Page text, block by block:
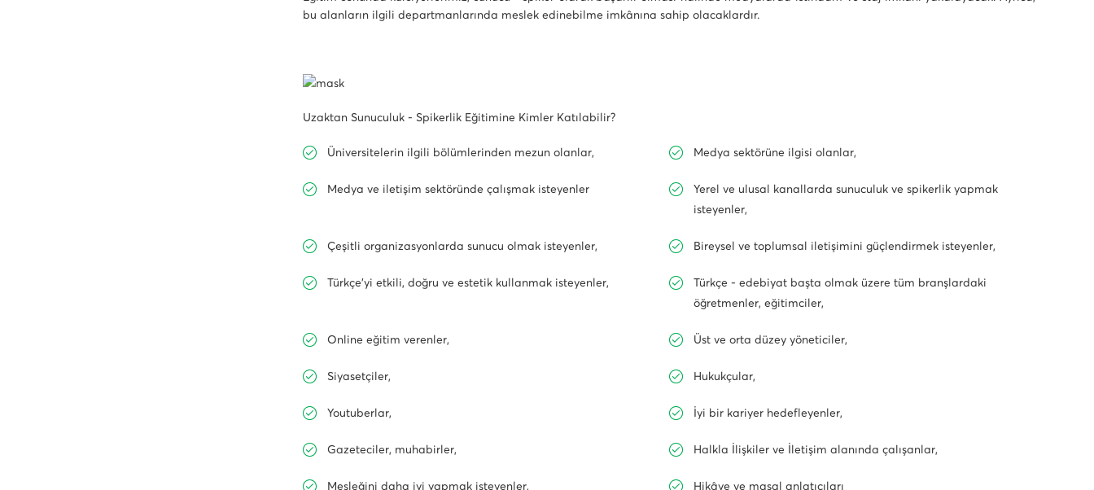
bu alanların ilgili departmanlarında meslek edinebilme imkânına sahip olacaklardır.
Uzaktan Sunuculuk - Spikerlik Eğitimine Kimler Katılabilir?
Üniversitelerin ilgili bölümlerinden mezun olanlar, Medya sektörüne ilgisi olanlar,
Medya ve iletişim sektöründe çalışmak isteyenler
Yerel ve ulusal kanallarda sunuculuk ve spikerlik yapmak
isteyenler,
Çeşitli organizasyonlarda sunucu olmak isteyenler, Bireysel ve toplumsal iletişimini güçlendirmek isteyenler,
Türkçe’yi etkili, doğru ve estetik kullanmak isteyenler,
Türkçe - edebiyat başta olmak üzere tüm branşlardaki
öğretmenler, eğitimciler,
Online eğitim verenler, Üst ve orta düzey yöneticiler,
Siyasetçiler, Hukukçular,
Youtuberlar, İyi bir kariyer hedefleyenler,
Gazeteciler, muhabirler, Halkla İlişkiler ve İletişim alanında çalışanlar,
Mesleğini daha iyi yapmak isteyenler, Hikâye ve masal anlatıcıları